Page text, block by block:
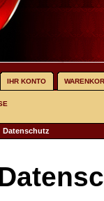
IHR KONTO
Datenschutz